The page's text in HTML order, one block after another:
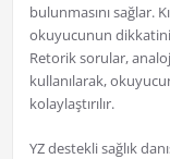
bulunmasını sağlar.
okuyucunun
Retorik sorular,
kullanılarak,
kolaylaştırılır.
YZ destekli sağlık